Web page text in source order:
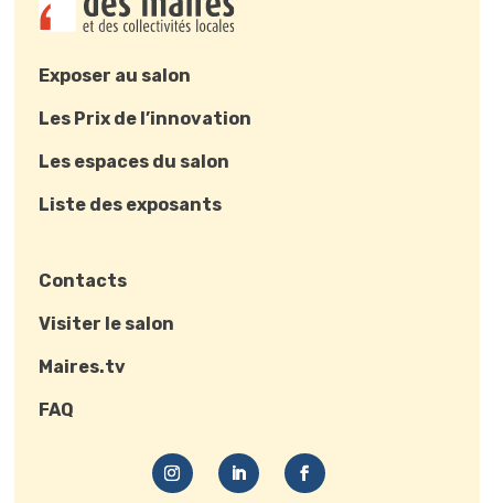
Exposer au salon
Les Prix de l’innovation
Les espaces du salon
Liste des exposants
Contacts
Visiter le salon
Maires.tv
FAQ